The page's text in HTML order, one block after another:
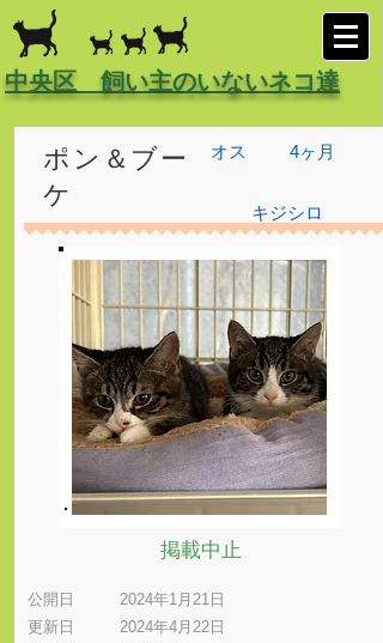
中央区 飼い主のいないネコ達
オス
ポン＆ブー
ケ
4ヶ月
キジシロ
掲載中止
公開日
更新日
2024年1月21日
2024年4月22日